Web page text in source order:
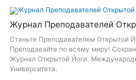
Перейти
содержимому
Журнал Преподавателей
Станьте Преподавателем Открытой
Преподавайте по всему миру!
Журнал Открытой Йоги.
Университета.